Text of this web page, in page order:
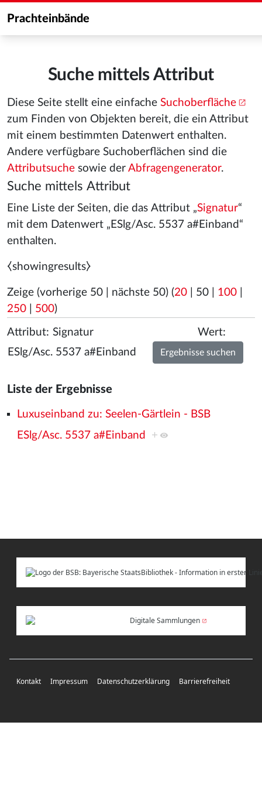
Prachteinbände
Suche mittels Attribut
Diese Seite stellt eine einfache Suchoberfläche
zum Finden von Objekten bereit, die ein Attribut
mit einem bestimmten Datenwert enthalten.
Andere verfügbare Suchoberflächen sind die
Attributsuche sowie der Abfragengenerator.
Suche mittels Attribut
Eine Liste der Seiten, die das Attribut „Signatur“
mit dem Datenwert „ESlg/Asc. 5537 a#Einband“
enthalten.
⧼showingresults⧽
Zeige (vorherige 50 nächste 50) (20 50 100
250
500)
Attribut: Wert:
Liste der Ergebnisse
Luxuseinband zu: Seelen-Gärtlein - BSB
ESlg/Asc. 5537 a#Einband
+
Digitale Sammlungen
Kontakt Impressum Datenschutzerklärung Barrierefreiheit